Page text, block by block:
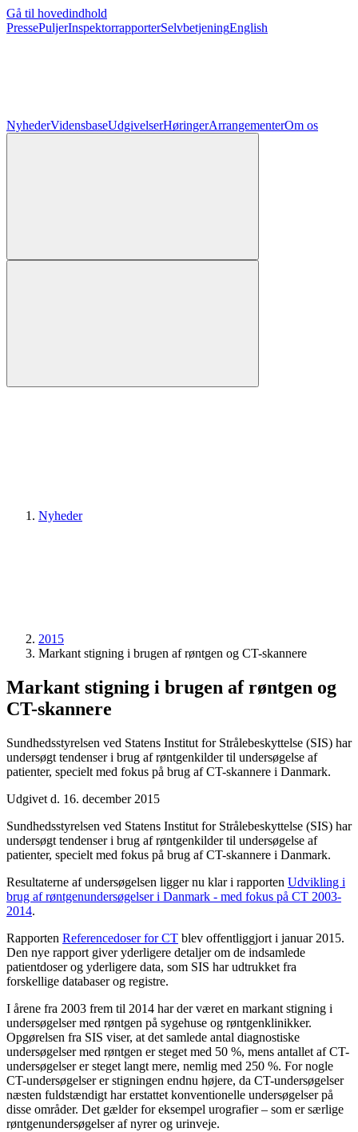
Gå til hovedindhold
PressePuljerInspektorrapporterSelvbetjeningEnglish
NyhederVidensbaseUdgivelserHøringerArrangementerOm os
Nyheder
2015
Markant stigning i brugen af røntgen og CT-skannere
Markant stigning i brugen af røntgen og
CT-skannere
Sundhedsstyrelsen ved Statens Institut for Strålebeskyttelse (SIS) har
undersøgt tendenser i brug af røntgenkilder til undersøgelse af
patienter, specielt med fokus på brug af CT-skannere i Danmark.
Udgivet d. 16. december 2015
Sundhedsstyrelsen ved Statens Institut for Strålebeskyttelse (SIS) har
undersøgt tendenser i brug af røntgenkilder til undersøgelse af
patienter, specielt med fokus på brug af CT-skannere i Danmark.
Resultaterne af undersøgelsen ligger nu klar i rapporten Udvikling i
brug af røntgenundersøgelser i Danmark - med fokus på CT 2003-
2014.
Rapporten Referencedoser for CT blev offentliggjort i januar 2015.
Den nye rapport giver yderligere detaljer om de indsamlede
patientdoser og yderligere data, som SIS har udtrukket fra
forskellige databaser og registre.
I årene fra 2003 frem til 2014 har der været en markant stigning i
undersøgelser med røntgen på sygehuse og røntgenklinikker.
Opgørelsen fra SIS viser, at det samlede antal diagnostiske
undersøgelser med røntgen er steget med 50 %, mens antallet af CT-
undersøgelser er steget langt mere, nemlig med 250 %. For nogle
CT-undersøgelser er stigningen endnu højere, da CT-undersøgelser
næsten fuldstændigt har erstattet konventionelle undersøgelser på
disse områder. Det gælder for eksempel urografier – som er særlige
røntgenundersøgelser af nyrer og urinveje.